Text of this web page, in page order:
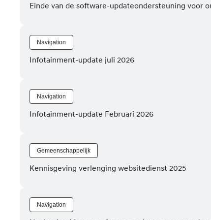
Einde van de software-updateondersteuning voor
Navigation
Infotainment-update juli 2026
Navigation
Infotainment-update Februari 2026
Gemeenschappelijk
Kennisgeving verlenging websitedienst 2025
Navigation